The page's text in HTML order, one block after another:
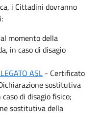
i Cittadini dovranno
al momento della
in caso di disagio
ASL - Certificato
sostitutiva
di disagio fisico;
sostitutiva della